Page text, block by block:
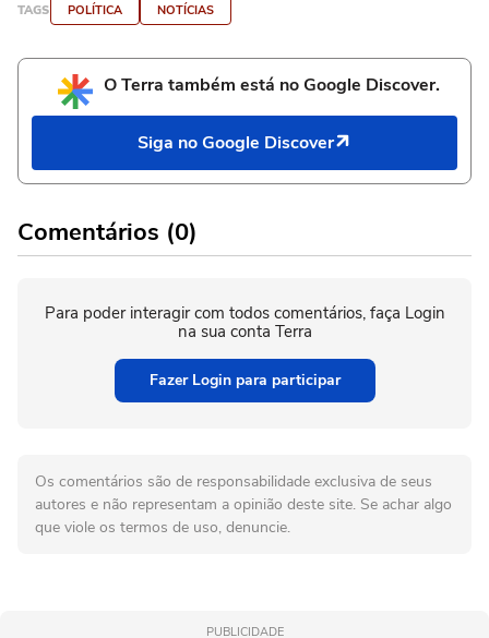
TAGS POLÍTICA NOTÍCIAS
O Terra também está no Google Discover.
Siga no Google Discover
Comentários (0)
Para poder interagir com todos comentários, faça Login
na sua conta Terra
Fazer Login para participar
Os comentários são de responsabilidade exclusiva de seus
autores e não representam a opinião deste site. Se achar algo
que viole os termos de uso, denuncie.
PUBLICIDADE